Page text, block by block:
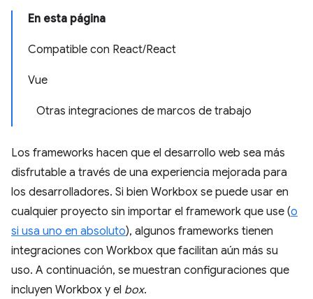
En esta página
Compatible con React/React
Vue
Otras integraciones de marcos de trabajo
Los frameworks hacen que el desarrollo web sea más
disfrutable a través de una experiencia mejorada para
los desarrolladores. Si bien Workbox se puede usar en
cualquier proyecto sin importar el framework que use (o
si usa uno en absoluto), algunos frameworks tienen
integraciones con Workbox que facilitan aún más su
uso. A continuación, se muestran configuraciones que
incluyen Workbox y el box.